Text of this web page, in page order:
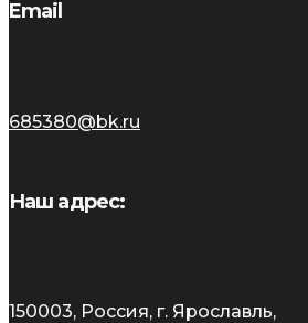
Email
685380@bk.ru
Наш адрес:
150003, Россия, г. Ярославль,